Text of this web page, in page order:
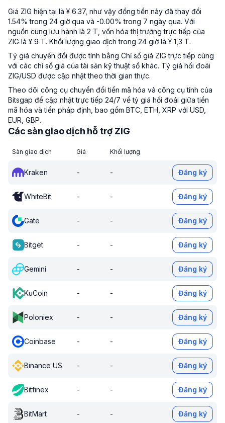
Giá ZIG hiện tại là ¥ 6.37, như vậy đồng tiền này đã thay đổi
1.54% trong 24 giờ qua và -0.00% trong 7 ngày qua. Với
nguồn cung lưu hành là 2 T, vốn hóa thị trường trực tiếp của
ZIG là ¥ 9 T. Khối lượng giao dịch trong 24 giờ là ¥ 1,3 T.
Tỷ giá chuyển đổi được tính bằng Chỉ số giá ZIG trực tiếp cùng
với các chỉ số giá của tài sản kỹ thuật số khác. Tỷ giá hối đoái
ZIG/USD được cập nhật theo thời gian thực.
Theo dõi công cụ chuyển đổi tiền mã hóa và công cụ tính của
Bitsgap để cập nhật trực tiếp 24/7 về tỷ giá hối đoái giữa tiền
mã hóa và tiền pháp định, bao gồm BTC, ETH, XRP với USD,
EUR, GBP.
Các sàn giao dịch hỗ trợ ZIG
Sàn giao dịch Giá Khối lượng
Kraken - - Đăng ký
WhiteBit - - Đăng ký
Gate - - Đăng ký
Bitget - - Đăng ký
Gemini - - Đăng ký
KuCoin - - Đăng ký
Poloniex - - Đăng ký
Coinbase - - Đăng ký
Binance US - - Đăng ký
Bitfinex - - Đăng ký
BitMart - - Đăng ký